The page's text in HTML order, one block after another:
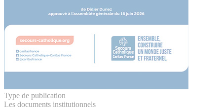
Type de publication
Les documents institutionnels